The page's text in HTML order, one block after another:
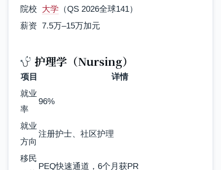
院校
大学 （QS 2026全球141）
薪资 7.5万–15万加元
护理学（Nursing）
项目
详情
就业
率
96%
就业
方向
注册护士、社区护理
移民
PEQ快速通道，6个月获PR